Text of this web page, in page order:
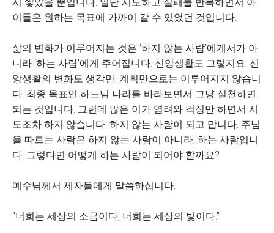
이들은 원하는 목표에 가까이 갈 수 있었던 것입니다.
삶의 변화가 이루어지는 것은 ‘하지 않는 사람’에게서가 아
니라 ‘하는 사람’에게 주어집니다. 신앙생활도 그렇지요. 신
앙생활의 변화도 생각만, 계획만으로는 이루어지지 않습니
다. 최종 목표인 하느님 나라를 바라보면서 그냥 실천하면
되는 것입니다. 그런데 많은 이가 염려와 걱정만 하면서 시
도조차 하지 않습니다. 하지 않는 사람이 되고 맙니다. 주님
을 따르는 사람은 하지 않는 사람이 아니라, 하는 사람입니
다. 그렇다면 어떻게 하는 사람이 되어야 할까요?
예수님께서 제자들에게 말씀하십니다.
“너희는 세상의 소금이다, 너희는 세상의 빛이다.”